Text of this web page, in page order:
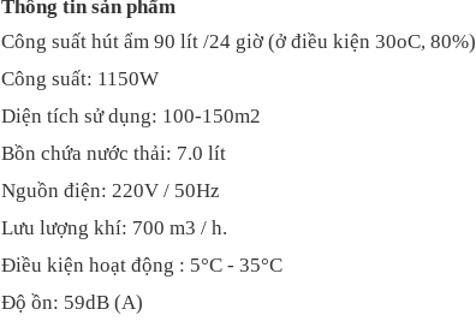
Thông tin sản phẩm
Công suất hút ẩm 90 lít /24 giờ (ở điều kiện 30oC, 80%)
Công suất: 1150W
Diện tích sử dụng: 100-150m2
Bồn chứa nước thải: 7.0 lít
Nguồn điện: 220V / 50Hz
Lưu lượng khí: 700 m3 / h.
Điều kiện hoạt động : 5°C - 35°C
Độ ồn: 59dB (A)